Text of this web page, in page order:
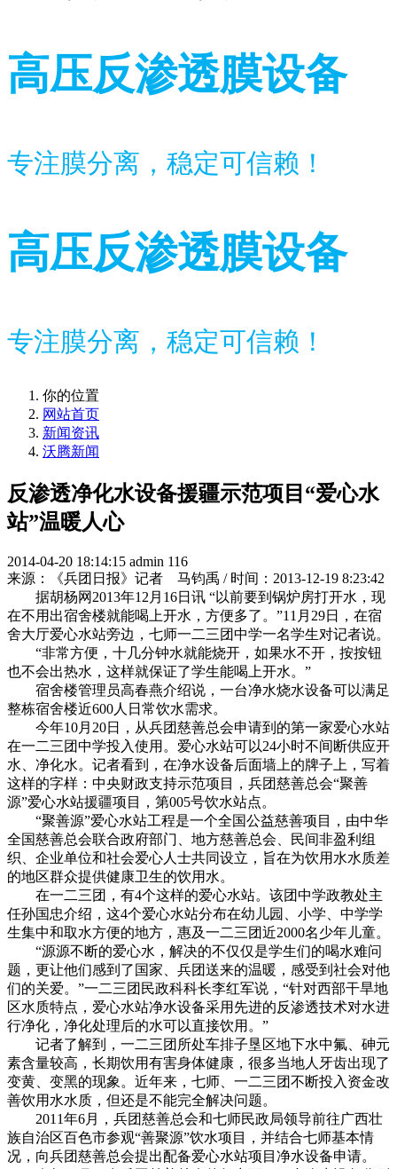
高压反渗透膜设备
专注膜分离，稳定可信赖！
高压反渗透膜设备
专注膜分离，稳定可信赖！
你的位置
网站首页
新闻资讯
沃腾新闻
反渗透净化水设备援疆示范项目“爱心水
站”温暖人心
2014-04-20 18:14:15 admin 116
来源：《兵团日报》记者 马钧禹 / 时间：2013-12-19 8:23:42
据胡杨网2013年12月16日讯 “以前要到锅炉房打开水，现
在不用出宿舍楼就能喝上开水，方便多了。”11月29日，在宿
舍大厅爱心水站旁边，七师一二三团中学一名学生对记者说。
“非常方便，十几分钟水就能烧开，如果水不开，按按钮
也不会出热水，这样就保证了学生能喝上开水。”
宿舍楼管理员高春燕介绍说，一台净水烧水设备可以满足
整栋宿舍楼近600人日常饮水需求。
今年10月20日，从兵团慈善总会申请到的第一家爱心水站
在一二三团中学投入使用。爱心水站可以24小时不间断供应开
水、净化水。记者看到，在净水设备后面墙上的牌子上，写着
这样的字样：中央财政支持示范项目，兵团慈善总会“聚善
源”爱心水站援疆项目，第005号饮水站点。
“聚善源”爱心水站工程是一个全国公益慈善项目，由中华
全国慈善总会联合政府部门、地方慈善总会、民间非盈利组
织、企业单位和社会爱心人士共同设立，旨在为饮用水水质差
的地区群众提供健康卫生的饮用水。
在一二三团，有4个这样的爱心水站。该团中学政教处主
任孙国忠介绍，这4个爱心水站分布在幼儿园、小学、中学学
生集中和取水方便的地方，惠及一二三团近2000名少年儿童。
“源源不断的爱心水，解决的不仅仅是学生们的喝水难问
题，更让他们感到了国家、兵团送来的温暖，感受到社会对他
们的关爱。”一二三团民政科科长李红军说，“针对西部干旱地
区水质特点，爱心水站净水设备采用先进的反渗透技术对水进
行净化，净化处理后的水可以直接饮用。”
记者了解到，一二三团所处车排子垦区地下水中氟、砷元
素含量较高，长期饮用有害身体健康，很多当地人牙齿出现了
变黄、变黑的现象。近年来，七师、一二三团不断投入资金改
善饮用水水质，但还是不能完全解决问题。
2011年6月，兵团慈善总会和七师民政局领导前往广西壮
族自治区百色市参观“善聚源”饮水项目，并结合七师基本情
况，向兵团慈善总会提出配备爱心水站项目净水设备申请。